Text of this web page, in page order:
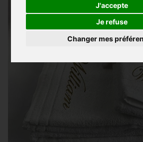
J'accepte
Je refuse
Changer mes